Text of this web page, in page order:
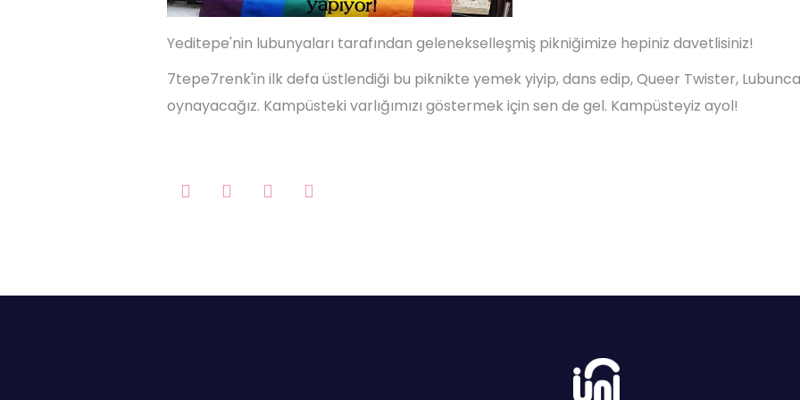
Yeditepe'nin lubunyaları tarafından gelenekselleşmiş pikniğimize hepiniz davetlisiniz!
7tepe7renk'in ilk defa üstlendiği bu piknikte yemek yiyip, dans edip, Queer Twister,
oynayacağız. Kampüsteki varlığımızı göstermek için sen de gel. Kampüsteyiz ayol!